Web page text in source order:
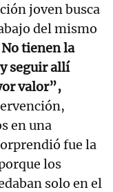
joven busca
del mismo
No tienen la
seguir allí
valor”,
en una
fue la
los
solo en el